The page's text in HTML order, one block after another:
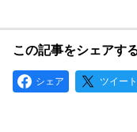
この記事をシェアす
シェア ツイート